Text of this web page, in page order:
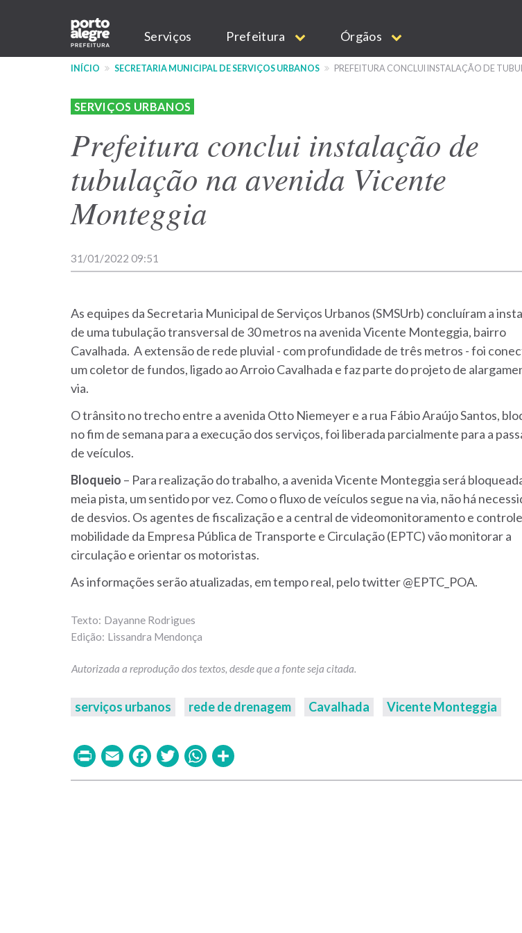
conteúdo
Main
navigation
Serviços Prefeitura Órgãos
INÍCIO SECRETARIA MUNICIPAL DE SERVIÇOS URBANOS PREFEITURA CONCLUI INSTALAÇÃO DE
SERVIÇOS URBANOS
Prefeitura conclui instalação de
tubulação na avenida Vicente
Monteggia
31/01/2022 09:51
As equipes da Secretaria Municipal de Serviços Urbanos (SMSUrb) concluíram a
de uma tubulação transversal de 30 metros na avenida Vicente Monteggia, bairro
Cavalhada. A extensão de rede pluvial - com profundidade de três metros - foi
um coletor de fundos, ligado ao Arroio Cavalhada e faz parte do projeto de
via.
O trânsito no trecho entre a avenida Otto Niemeyer e a rua Fábio Araújo Santos,
no fim de semana para a execução dos serviços, foi liberada parcialmente para a
de veículos.
Bloqueio – Para realização do trabalho, a avenida Vicente Monteggia será
meia pista, um sentido por vez. Como o fluxo de veículos segue na via, não há
de desvios. Os agentes de fiscalização e a central de videomonitoramento e
mobilidade da Empresa Pública de Transporte e Circulação (EPTC) vão monitorar a
circulação e orientar os motoristas.
As informações serão atualizadas, em tempo real, pelo twitter @EPTC_POA.
Dayanne Rodrigues
Lissandra Mendonça
serviços urbanos rede de drenagem Cavalhada Vicente Monteggia
PrintEmailFacebook
TwitterWhatsApp